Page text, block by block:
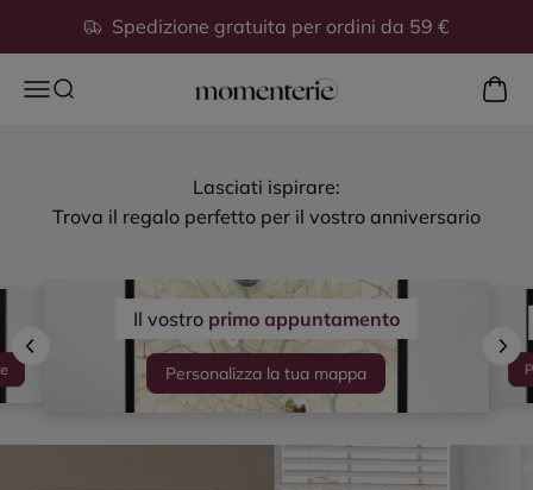
Vai al contenuto
Spedizione gratuita per ordini da 59 €
Apri il menu di navigazione
Mostra il menu di ricerca
Momenterie
Lasciati ispirare:
Trova il regalo perfetto per il vostro anniversario
Il vostro primo appuntamento
Personalizza la tua mappa